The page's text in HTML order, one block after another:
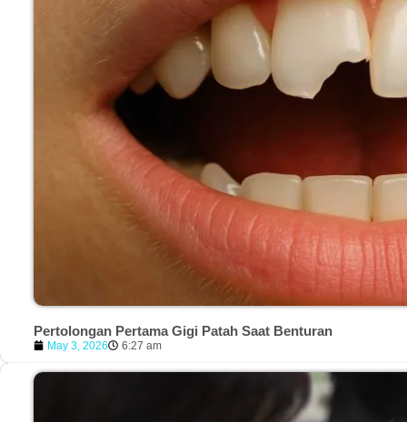
Pertolongan Pertama Gigi Patah Saat Benturan
May 3, 2026 6:27 am